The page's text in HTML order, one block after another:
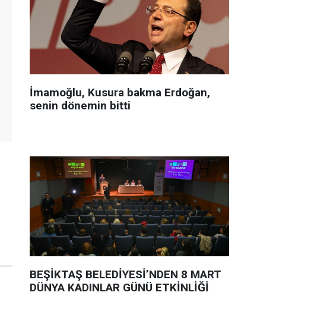
İmamoğlu, Kusura bakma Erdoğan,
senin dönemin bitti
BEŞİKTAŞ BELEDİYESİ’NDEN 8 MART
DÜNYA KADINLAR GÜNÜ ETKİNLİĞİ